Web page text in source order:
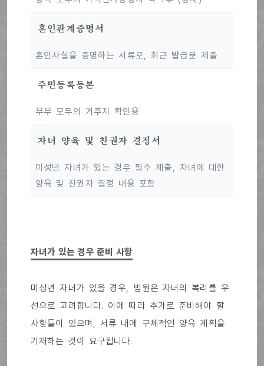
혼인관계증명서
혼인사실을 증명하는 서류로, 최근 발급분 제출
주민등록등본
부부 모두의 거주지 확인용
자녀 양육 및 친권자 결정서
미성년 자녀가 있는 경우 필수 제출, 자녀에 대한
양육 및 친권자 결정 내용 포함
자녀가 있는 경우 준비 사항
미성년 자녀가 있을 경우, 법원은 자녀의 복리를 우
선으로 고려합니다. 이에 따라 추가로 준비해야 할
사항들이 있으며, 서류 내에 구체적인 양육 계획을
기재하는 것이 요구됩니다.